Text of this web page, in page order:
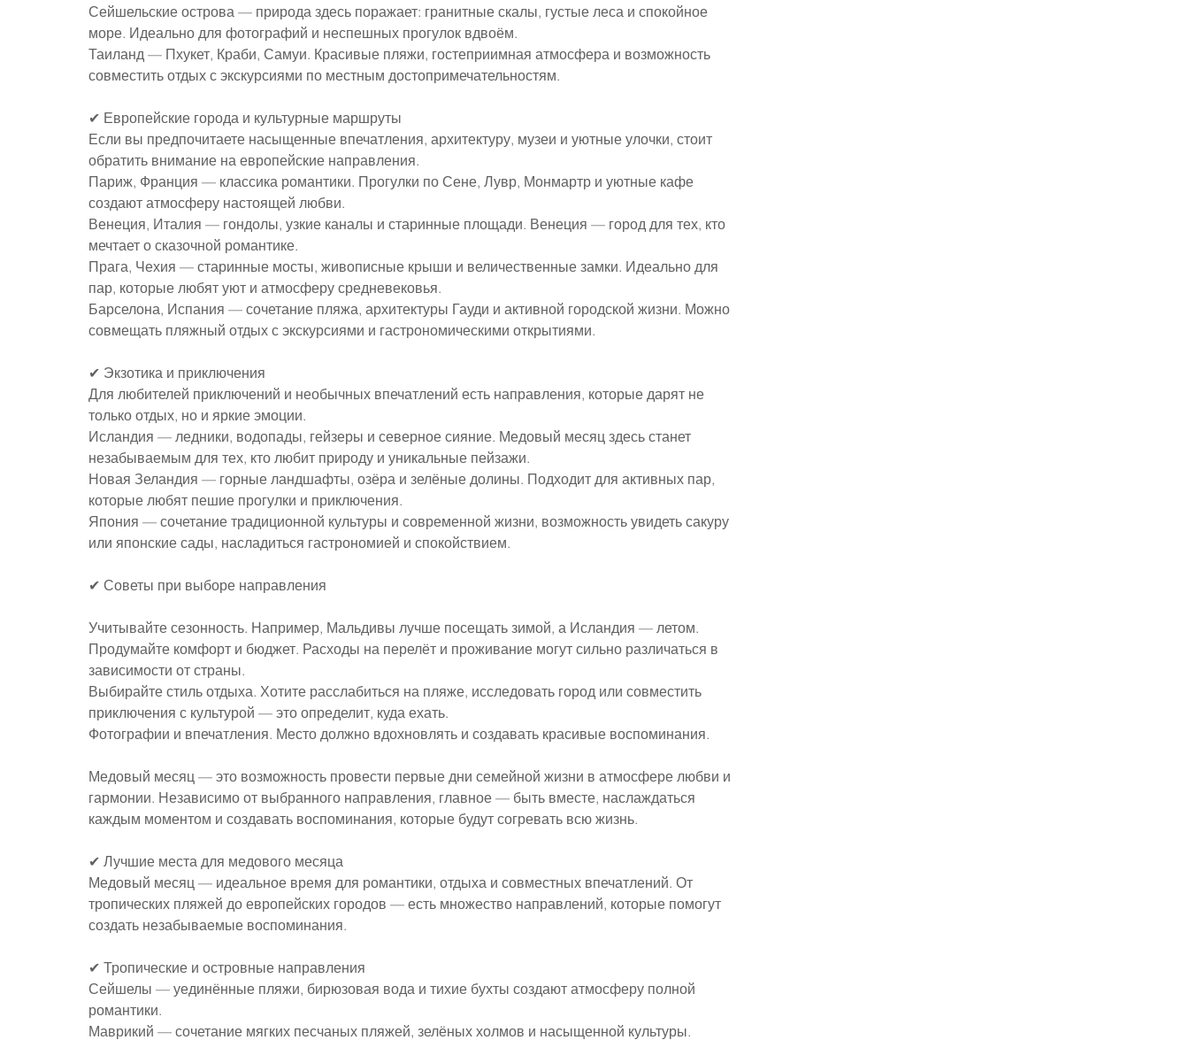
Сейшельские острова — природа здесь поражает: гранитные скалы, густые леса и спокойное
море. Идеально для фотографий и неспешных прогулок вдвоём.
Таиланд — Пхукет, Краби, Самуи. Красивые пляжи, гостеприимная атмосфера и возможность
совместить отдых с экскурсиями по местным достопримечательностям.
✔ Европейские города и культурные маршруты
Если вы предпочитаете насыщенные впечатления, архитектуру, музеи и уютные улочки, стоит
обратить внимание на европейские направления.
Париж, Франция — классика романтики. Прогулки по Сене, Лувр, Монмартр и уютные кафе
создают атмосферу настоящей любви.
Венеция, Италия — гондолы, узкие каналы и старинные площади. Венеция — город для тех, кто
мечтает о сказочной романтике.
Прага, Чехия — старинные мосты, живописные крыши и величественные замки. Идеально для
пар, которые любят уют и атмосферу средневековья.
Барселона, Испания — сочетание пляжа, архитектуры Гауди и активной городской жизни. Можно
совмещать пляжный отдых с экскурсиями и гастрономическими открытиями.
✔ Экзотика и приключения
Для любителей приключений и необычных впечатлений есть направления, которые дарят не
только отдых, но и яркие эмоции.
Исландия — ледники, водопады, гейзеры и северное сияние. Медовый месяц здесь станет
незабываемым для тех, кто любит природу и уникальные пейзажи.
Новая Зеландия — горные ландшафты, озёра и зелёные долины. Подходит для активных пар,
которые любят пешие прогулки и приключения.
Япония — сочетание традиционной культуры и современной жизни, возможность увидеть сакуру
или японские сады, насладиться гастрономией и спокойствием.
✔ Советы при выборе направления
Учитывайте сезонность. Например, Мальдивы лучше посещать зимой, а Исландия — летом.
Продумайте комфорт и бюджет. Расходы на перелёт и проживание могут сильно различаться в
зависимости от страны.
Выбирайте стиль отдыха. Хотите расслабиться на пляже, исследовать город или совместить
приключения с культурой — это определит, куда ехать.
Фотографии и впечатления. Место должно вдохновлять и создавать красивые воспоминания.
Медовый месяц — это возможность провести первые дни семейной жизни в атмосфере любви и
гармонии. Независимо от выбранного направления, главное — быть вместе, наслаждаться
каждым моментом и создавать воспоминания, которые будут согревать всю жизнь.
✔ Лучшие места для медового месяца
Медовый месяц — идеальное время для романтики, отдыха и совместных впечатлений. От
тропических пляжей до европейских городов — есть множество направлений, которые помогут
создать незабываемые воспоминания.
✔ Тропические и островные направления
Сейшелы — уединённые пляжи, бирюзовая вода и тихие бухты создают атмосферу полной
романтики.
Маврикий — сочетание мягких песчаных пляжей, зелёных холмов и насыщенной культуры.